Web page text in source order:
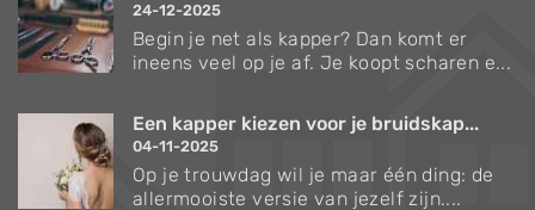
24-12-2025
Begin je net als kapper? Dan komt er
ineens veel op je af. Je koopt scharen e...
Een kapper kiezen voor je bruidskap...
04-11-2025
Op je trouwdag wil je maar één ding: de
allermooiste versie van jezelf zijn....